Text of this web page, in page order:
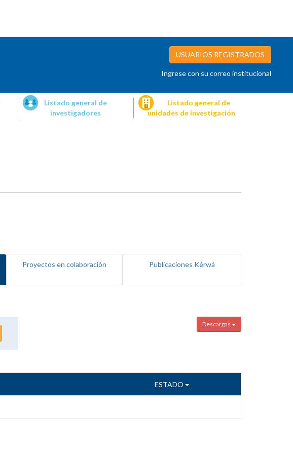
USUARIOS REGISTRADOS
Ingrese con su correo institucional
Listado general de
investigadores
Listado general de
unidades de investigación
Proyectos en colaboración Publicaciones Kérwá
Descargas
ESTADO